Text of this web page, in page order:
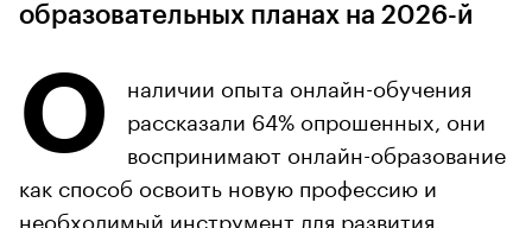
образовательных планах на 2026-й
О
наличии опыта онлайн-обучения
рассказали 64% опрошенных, они
воспринимают онлайн-образование
как способ освоить новую профессию и
необходимый инструмент для развития,